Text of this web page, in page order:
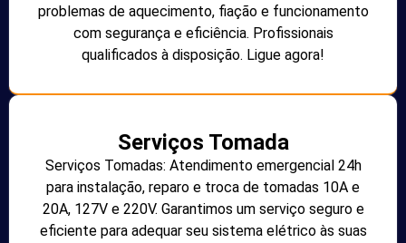
problemas de aquecimento, fiação e funcionamento
com segurança e eficiência. Profissionais
qualificados à disposição. Ligue agora!
Serviços Tomada
Serviços Tomadas: Atendimento emergencial 24h
para instalação, reparo e troca de tomadas 10A e
20A, 127V e 220V. Garantimos um serviço seguro e
eficiente para adequar seu sistema elétrico às suas